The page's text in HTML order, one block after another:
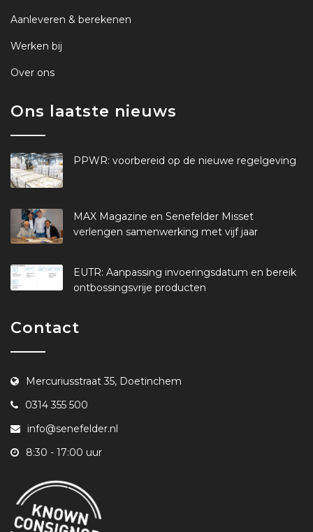
Aanleveren & berekenen
Werken bij
Over ons
Ons laatste nieuws
PPWR: voorbereid op de nieuwe regelgeving
MAX Magazine en Senefelder Misset
verlengen samenwerking met vijf jaar
EUTR: Aanpassing invoeringsdatum en bereik
ontbossingsvrije producten
Contact
Mercuriusstraat 35, Doetinchem
0314 355 500
info@senefelder.nl
8:30 - 17:00 uur